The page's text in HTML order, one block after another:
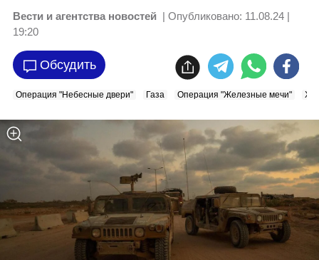
Вести и агентства новостей | Опубликовано: 11.08.24 |
19:20
Обсудить
Операция "Небесные двери" Газа Операция "Железные мечи"